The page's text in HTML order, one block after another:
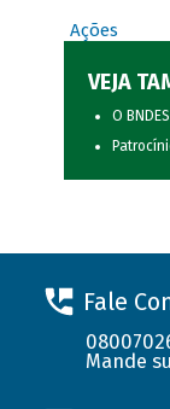
Ações
VEJA
O
Fale
Mande